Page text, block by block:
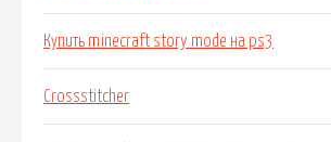
Купить minecraft story mode на ps3
Crossstitcher